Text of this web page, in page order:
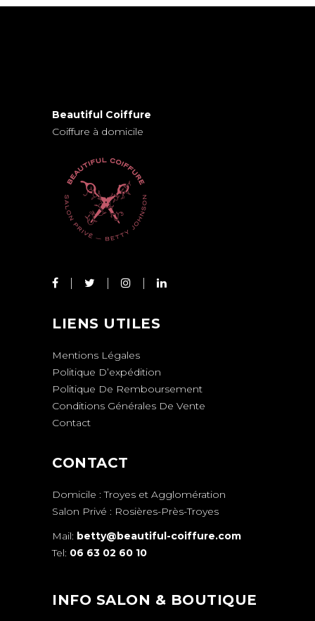
Beautiful Coiffure
Coiffure à domicile
LIENS UTILES
Mentions Légales
Politique D’expédition
Politique De Remboursement
Conditions Générales De Vente
Contact
CONTACT
Domicile : Troyes et Agglomération
Salon Privé : Rosières-Près-Troyes
Mail: betty@beautiful-coiffure.com
Tel: 06 63 02 60 10
INFO SALON & BOUTIQUE